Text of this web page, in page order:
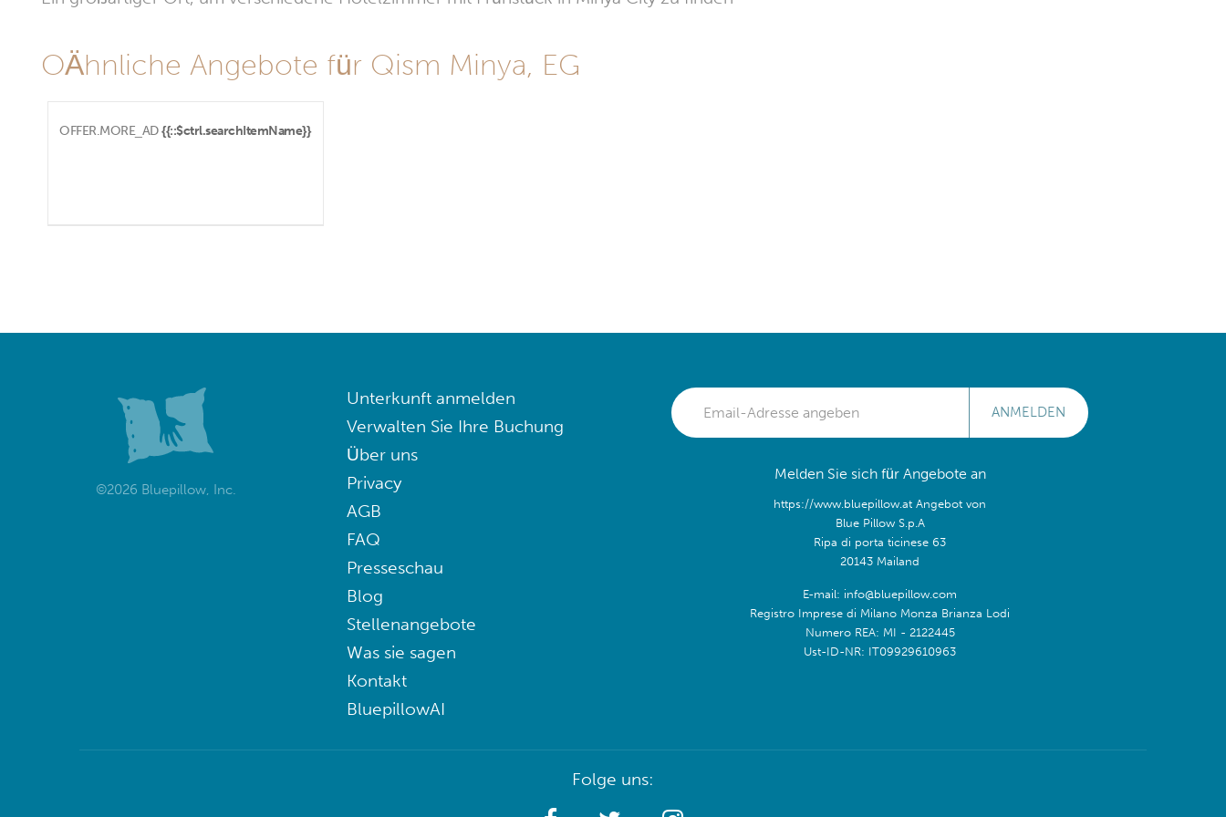
OÄhnliche Angebote für Qism Minya, EG
OFFER.MORE_AD {{::$ctrl.searchItemName}}
©2026 Bluepillow, Inc.
Unterkunft anmelden
Verwalten Sie Ihre Buchung
Über uns
Privacy
AGB
FAQ
Presseschau
Blog
Stellenangebote
Was sie sagen
Kontakt
BluepillowAI
ANMELDEN
Melden Sie sich für Angebote an
https://www.bluepillow.at Angebot von
Blue Pillow S.p.A
Ripa di porta ticinese 63
20143 Mailand
E-mail: info@bluepillow.com
Registro Imprese di Milano Monza Brianza Lodi
Numero REA: MI - 2122445
Ust-ID-NR: IT09929610963
Folge uns: